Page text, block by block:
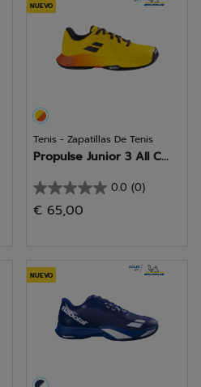
NUEVO
Tenis - Zapatillas De Tenis
Propulse Junior 3 All C...
0.0 (0)
0.0
de
€ 65,00
NUEVO